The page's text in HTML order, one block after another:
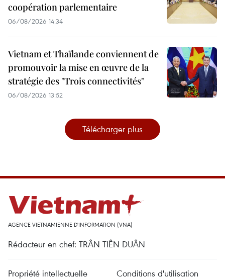
coopération parlementaire
06/08/2026 14:34
Vietnam et Thaïlande conviennent de
promouvoir la mise en œuvre de la
stratégie des "Trois connectivités"
06/08/2026 13:52
Télécharger plus
AGENCE VIETNAMIENNE D'INFORMATION (VNA)
Rédacteur en chef: TRÂN TIÊN DUÂN
Propriété intellectuelle Conditions d'utilisation